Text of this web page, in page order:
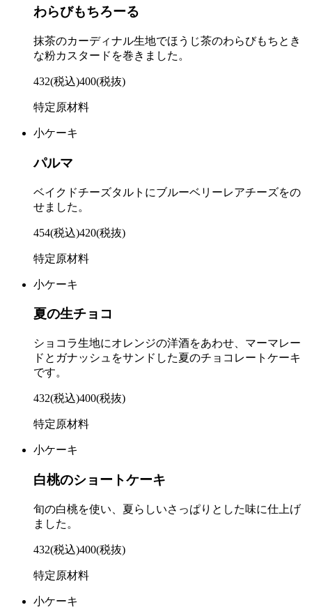
わらびもちろーる
抹茶のカーディナル生地でほうじ茶のわらびもちとき
な粉カスタードを巻きました。
432(税込)400(税抜)
特定原材料
小ケーキ
パルマ
ベイクドチーズタルトにブルーベリーレアチーズをの
せました。
454(税込)420(税抜)
特定原材料
小ケーキ
夏の生チョコ
ショコラ生地にオレンジの洋酒をあわせ、マーマレー
ドとガナッシュをサンドした夏のチョコレートケーキ
です。
432(税込)400(税抜)
特定原材料
小ケーキ
白桃のショートケーキ
旬の白桃を使い、夏らしいさっぱりとした味に仕上げ
ました。
432(税込)400(税抜)
特定原材料
小ケーキ